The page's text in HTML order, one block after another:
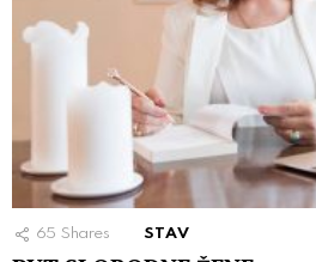
65 Shares STAV